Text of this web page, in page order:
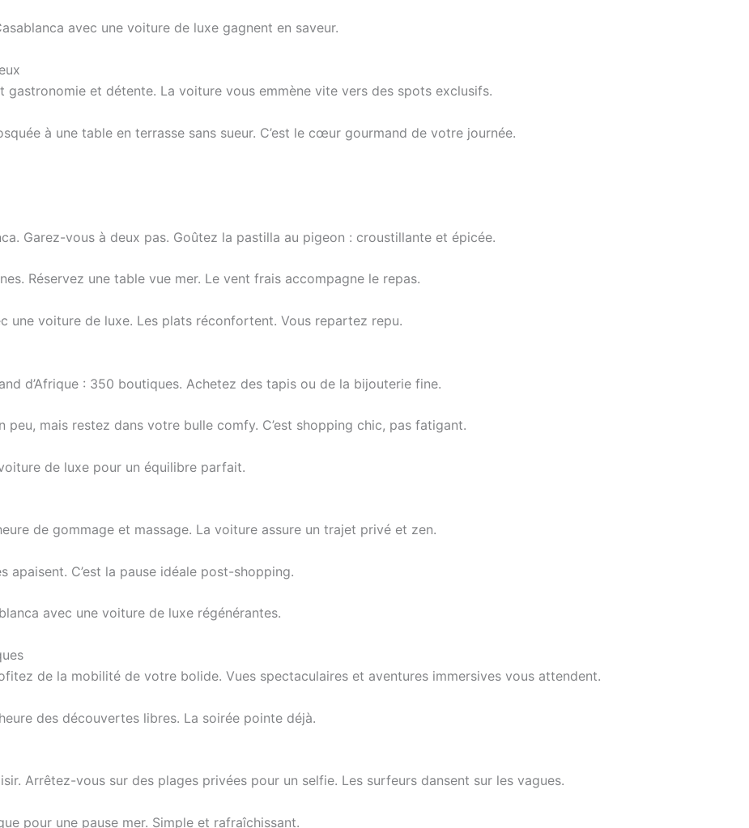
avec une voiture de luxe gagnent en saveur.
gastronomie et détente. La voiture vous emmène vite vers des spots exclusifs.
à une table en terrasse sans sueur. C’est le cœur gourmand de votre journée.
Garez-vous à deux pas. Goûtez la pastilla au pigeon : croustillante et épicée.
Réservez une table vue mer. Le vent frais accompagne le repas.
une voiture de luxe. Les plats réconfortent. Vous repartez repu.
d’Afrique : 350 boutiques. Achetez des tapis ou de la bijouterie fine.
mais restez dans votre bulle comfy. C’est shopping chic, pas fatigant.
de luxe pour un équilibre parfait.
de gommage et massage. La voiture assure un trajet privé et zen.
C’est la pause idéale post-shopping.
avec une voiture de luxe régénérantes.
de la mobilité de votre bolide. Vues spectaculaires et aventures immersives vous attendent.
des découvertes libres. La soirée pointe déjà.
Arrêtez-vous sur des plages privées pour un selfie. Les surfeurs dansent sur les vagues.
pour une pause mer. Simple et rafraîchissant.